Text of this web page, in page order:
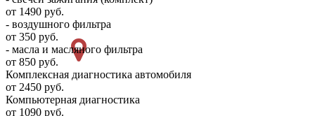
от 1490 руб.
- воздушного фильтра
от 350 руб.
- масла и масляного фильтра
от 850 руб.
Комплексная диагностика автомобиля
от 2450 руб.
Компьютерная диагностика
от 1090 руб.